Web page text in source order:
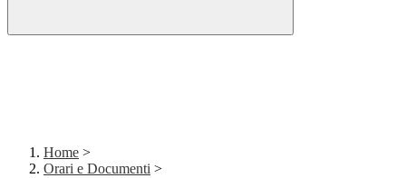
Home >
Orari e Documenti >